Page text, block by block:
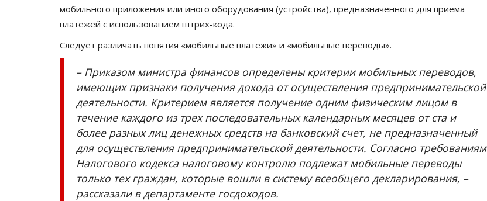
мобильного приложения или иного оборудования (устройства), предназначенного для приема
платежей с использованием штрих-кода.
Следует различать понятия «мобильные платежи» и «мобильные переводы».
– Приказом министра финансов определены критерии мобильных переводов,
имеющих признаки получения дохода от осуществления предпринимательской
деятельности. Критерием является получение одним физическим лицом в
течение каждого из трех последовательных календарных месяцев от ста и
более разных лиц денежных средств на банковский счет, не предназначенный
для осуществления предпринимательской деятельности. Согласно требованиям
Налогового кодекса налоговому контролю подлежат мобильные переводы
только тех граждан, которые вошли в систему всеобщего декларирования, –
рассказали в департаменте госдоходов.